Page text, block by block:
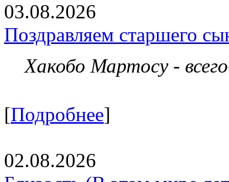
03.08.2026
Поздравляем старшего
Хакобо Мартосу -
[Подробнее]
02.08.2026